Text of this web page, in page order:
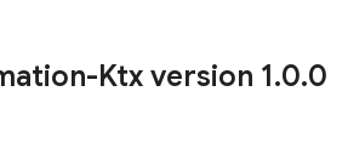
Ktx version 1.0.0